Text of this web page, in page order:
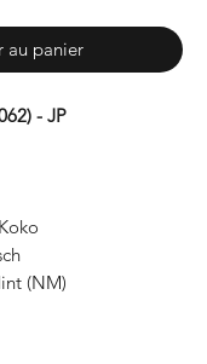
au panier
- JP
(NM)